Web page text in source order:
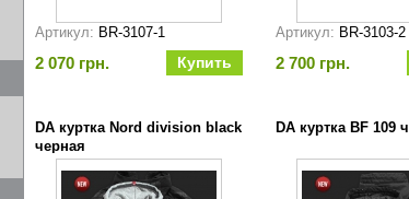
Артикул: BR-3107-1
2 070 грн.
Артикул: BR-3103-2
2 700 грн.
DA куртка Nord division black
черная
DA куртка BF 109